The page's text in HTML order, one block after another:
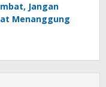
Jangan
Menanggung